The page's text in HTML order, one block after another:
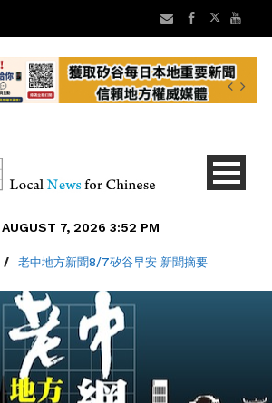
AUGUST 7, 2026 3:52 PM
/ 老中地方新聞8/7矽谷早安 新聞摘要